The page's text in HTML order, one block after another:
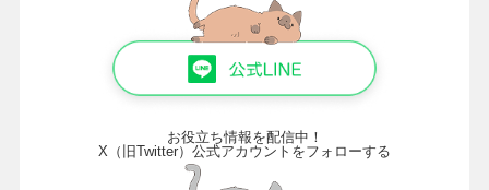
お役立ち情報を配信中！
X（旧Twitter）公式アカウントをフォローする